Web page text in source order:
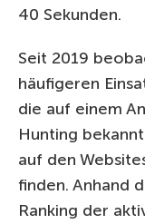
40 Sekunden.
Seit 2019
häufigeren
die auf einem
Hunting
auf den
finden. Anhand
Ranking der